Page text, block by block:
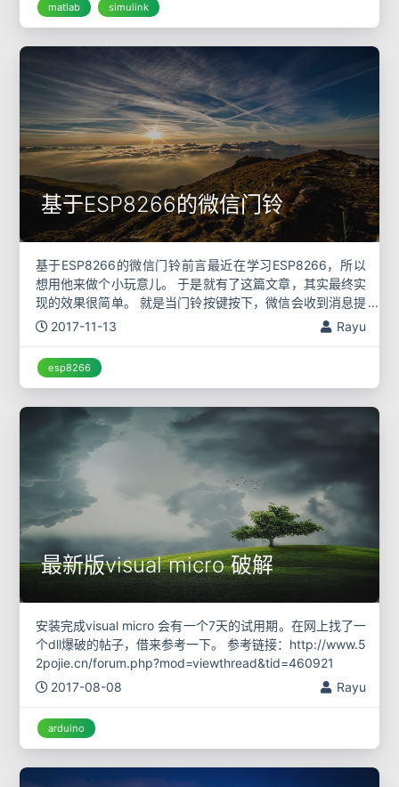
matlab simulink
基于ESP8266的微信门铃
基于ESP8266的微信门铃前言最近在学习ESP8266，所以
想用他来做个小玩意儿。 于是就有了这篇文章，其实最终实
现的效果很简单。 就是当门铃按键按下，微信会收到消息提
醒。 当然这只是初期，拓展的话可以进一步设计一套协议，
2017-11-13 Rayu
esp8266
最新版visual micro 破解
安装完成visual micro 会有一个7天的试用期。在网上找了一
个dll爆破的帖子，借来参考一下。 参考链接：http://www.5
2pojie.cn/forum.php?mod=viewthread&tid=460921
2017-08-08
Rayu
arduino